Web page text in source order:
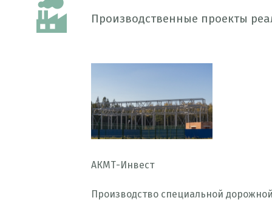
Производственные проекты
АКМТ-Инвест
Производство специальной